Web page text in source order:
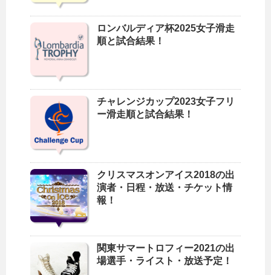
ロンバルディア杯2025女子滑走
順と試合結果！
チャレンジカップ2023女子フリ
ー滑走順と試合結果！
クリスマスオンアイス2018の出
演者・日程・放送・チケット情
報！
関東サマートロフィー2021の出
場選手・ライスト・放送予定！